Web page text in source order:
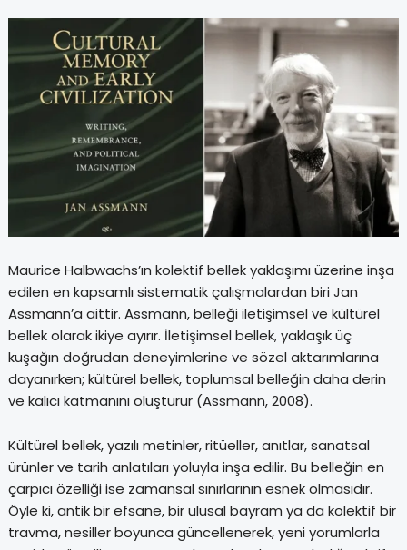
Maurice Halbwachs’ın kolektif bellek yaklaşımı üzerine inşa
edilen en kapsamlı sistematik çalışmalardan biri Jan
Assmann’a aittir. Assmann, belleği iletişimsel ve kültürel
bellek olarak ikiye ayırır. İletişimsel bellek, yaklaşık üç
kuşağın doğrudan deneyimlerine ve sözel aktarımlarına
dayanırken; kültürel bellek, toplumsal belleğin daha derin
ve kalıcı katmanını oluşturur (Assmann, 2008).
Kültürel bellek, yazılı metinler, ritüeller, anıtlar, sanatsal
ürünler ve tarih anlatıları yoluyla inşa edilir. Bu belleğin en
çarpıcı özelliği ise zamansal sınırlarının esnek olmasıdır.
Öyle ki, antik bir efsane, bir ulusal bayram ya da kolektif bir
travma, nesiller boyunca güncellenerek, yeni yorumlarla